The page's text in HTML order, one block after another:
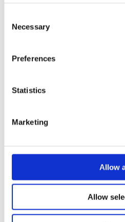
Selection
Necessary
Preferences
Statistics
Marketing
Allow
Allow
Av småföretagare,
Ett medlemskap späckat
medlemstjänster och förmåner.
inköpsavdelning, rådgivning,
företag med företagaren i
småföretagare och vet hur
BLI MEDLEM